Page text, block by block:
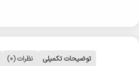
توضیحات تکمیلی نظرات (0)